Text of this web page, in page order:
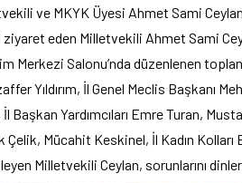
ve MKYK Üyesi Ahmet Sami
ziyaret eden Milletvekili Ahmet Sami
Merkezi Salonu’nda düzenlenen
Yıldırım, İl Genel Meclis Başkanı
Başkan Yardımcıları Emre Turan,
Çelik, Mücahit Keskinel, İl Kadın
Milletvekili Ceylan, sorunlarını